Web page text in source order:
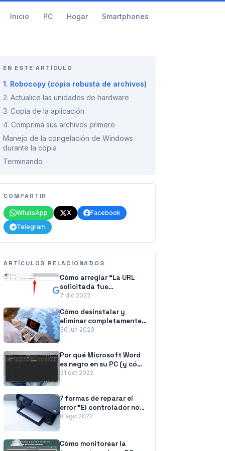
Inicio PC Hogar Smartphones
EN ESTE ARTÍCULO
1. Robocopy (copia robusta de archivos)
2. Actualice las unidades de hardware
3. Copia de la aplicación
4. Comprima sus archivos primero
Manejo de la congelación de Windows
durante la copia
Terminando
COMPARTIR
WhatsApp X
Facebook
Telegram
ARTÍCULOS RELACIONADOS
Cómo arreglar “La URL
solicitada fue
rechazada. Consulte con
del navegador
7 dic 2022
Cómo desinstalar y
eliminar completamente
McAfee de Windows 11
30 jun 2023
Por qué Microsoft Word
es negro en su PC (y cómo
solucionarlo)
31 oct 2022
7 formas de reparar el
error "El controlador no
está disponible" de las
8 ago 2022
Cómo monitorear la